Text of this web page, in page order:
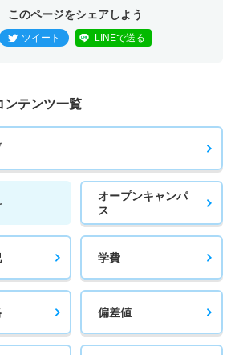
このページをシェアしよう
ツイート LINEで送る
ンテンツ一覧
オープンキャンパ
ス
学費
偏差値